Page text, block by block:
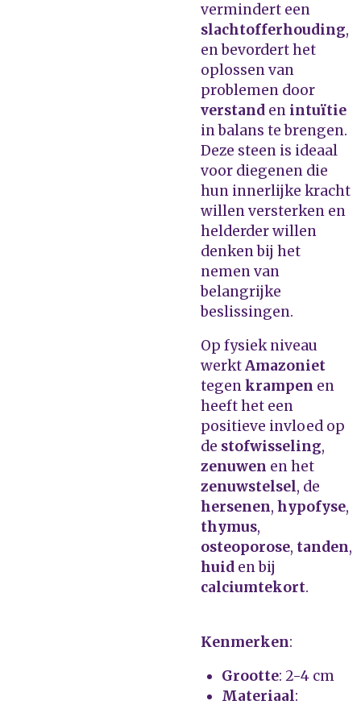
vermindert een
slachtofferhouding,
en bevordert het
oplossen van
problemen door
verstand en intuïtie
in balans te brengen.
Deze steen is ideaal
voor diegenen die
hun innerlijke kracht
willen versterken en
helderder willen
denken bij het
nemen van
belangrijke
beslissingen.
Op fysiek niveau
werktAmazoniet
tegenkrampen en
heeft het een
positieve invloed op
de stofwisseling,
zenuwen en het
zenuwstelsel, de
hersenen, hypofyse,
thymus,
osteoporose, tanden,
huid en bij
calciumtekort.
Kenmerken:
Grootte: 2-4 cm
Materiaal: